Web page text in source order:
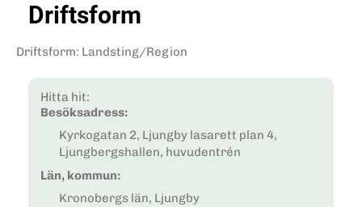
Driftsform
Driftsform: Landsting/Region
Hitta hit:
Besöksadress:
Kyrkogatan 2, Ljungby lasarett plan 4,
Ljungbergshallen, huvudentrén
Län, kommun:
Kronobergs län, Ljungby